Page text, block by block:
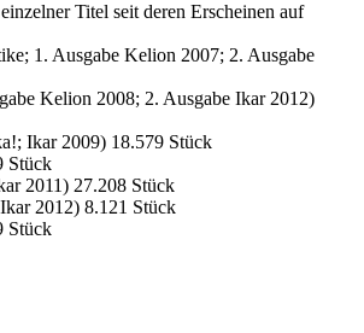
Titel seit deren Erscheinen auf
1. Ausgabe Kelion 2007; 2. Ausgabe
Kelion 2008; 2. Ausgabe Ikar 2012)
Ikar 2009) 18.579 Stück
Stück
2011) 27.208 Stück
2012) 8.121 Stück
Stück